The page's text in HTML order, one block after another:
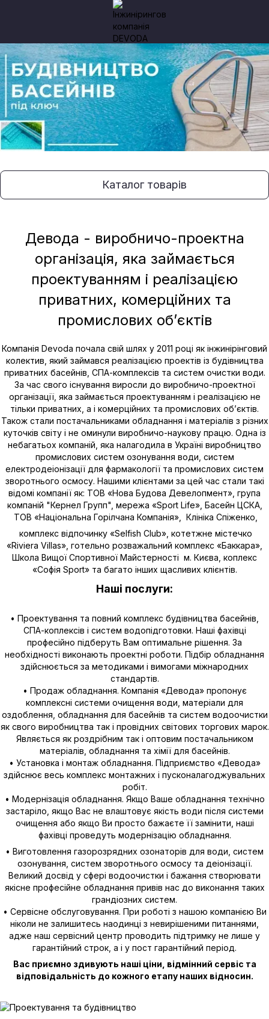
Каталог товарів
Девода - виробничо-проектна
організація, яка займається
проектуванням і реалізацією
приватних, комерційних та
промислових об’єктів
Компанія Devoda почала свій шлях у 2011 році як інжинірінговий
колектив, який займався реалізацією проектів із будівництва
приватних басейнів, СПА-комплексів та систем очистки води.
За час свого існування виросли до виробничо-проектної
організації, яка займається проектуванням і реалізацією не
тільки приватних, а і комерційних та промислових об’єктів.
Також стали постачальниками обладнання і матеріалів з різних
куточків світу і не оминули виробничо-наукову працю. Одна із
небагатьох компаній, яка налагодила в Україні виробництво
промислових систем озонування води, систем
електродеіонізації для фармакології та промислових систем
зворотнього осмосу. Нашими клієнтами за цей час стали такі
відомі компанії як: ТОВ «Нова Будова Девелопмент», група
компаній "Кернел Групп", мережа «Sport Life», Басейн ЦСКА,
ТОВ «Національна Горілчана Компанія», Клініка Спіженко,
комплекс відпочинку «Selfish Club», котетжне містечко
«Riviera Villas», готельно розважальний комплекс «Баккара»,
Школа Вищої Спортивної Майстерності м. Києва, коплекс
«Софія Sport» та багато інших щасливих клієнтів.
Наші послуги:
• Проектування та повний комплекс будівництва басейнів,
СПА-коплексів і систем водопідготовки. Наші фахівці
професійно підберуть Вам оптимальне рішення. За
необхідності виконають проектні роботи. Підбір обладнання
здійснюється за методиками і вимогами міжнародних
стандартів.
• Продаж обладнання. Компанія «Девода» пропонує
комплексні системи очищення води, матеріали для
оздоблення, обладнання для басейнів та систем водоочистки
як свого виробництва так і провідних світових торгових марок.
Являється як роздрібним так і оптовим постачальником
матеріалів, обладнання та хімії для басейнів.
• Установка і монтаж обладнання. Підприємство «Девода»
здійснює весь комплекс монтажних і пусконалагоджувальних
робіт.
• Модернізація обладнання. Якщо Ваше обладнання технічно
застаріло, якщо Вас не влаштовує якість води після системи
очищення або якщо Ви просто бажаєте її замінити, наші
фахівці проведуть модернізацію обладнання.
• Виготовлення газорозрядних озонаторів для води, систем
озонування, систем зворотнього осмосу та деіонізації.
Великий досвід у сфері водоочистки і бажання створювати
якісне професійне обладнання привів нас до виконання таких
грандіозних систем.
• Сервісне обслуговування. При роботі з нашою компанією Ви
ніколи не залишитесь наодинці з невирішеними питаннями,
адже наш сервісний центр проводить підтримку не лише у
гарантійний строк, а і у пост гарантійний період.
Вас приємно здивують наші ціни, відмінний сервіс та
відповідальність до кожного етапу наших відносин.